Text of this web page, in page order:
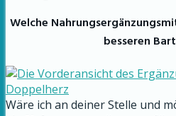
Welche
besseren
Wäre ich an deiner Stelle und